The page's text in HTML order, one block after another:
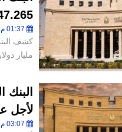
47.265 مليار دولار بنهاية
مليار دولار
لأجل